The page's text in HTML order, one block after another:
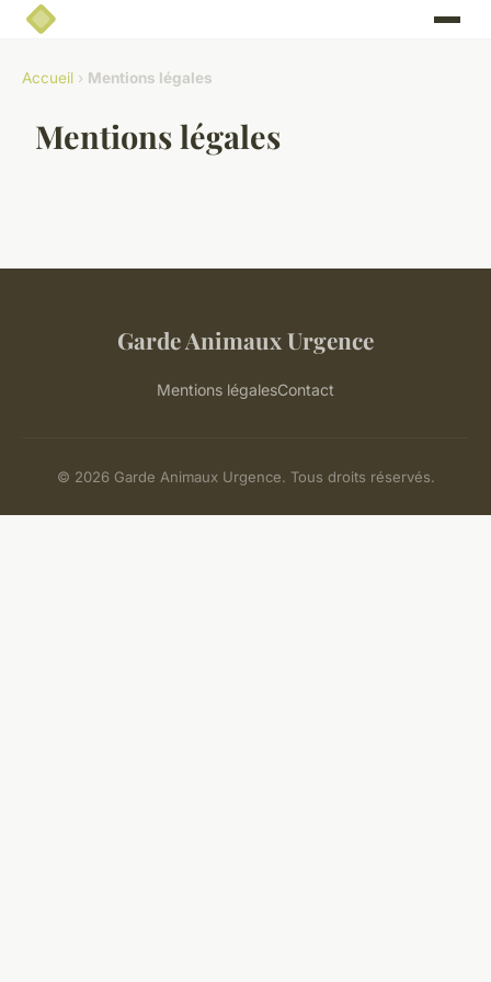
Accueil › Mentions légales
Mentions légales
Garde Animaux Urgence
Mentions légalesContact
© 2026 Garde Animaux Urgence. Tous droits réservés.